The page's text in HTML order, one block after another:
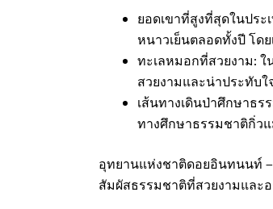
ยอดเขาที่สูงที่สุดในปร
หนาวเย็นตลอดทั้งปี โด
ทะเลหมอกที่สวยงาม:
สวยงามและน่าประทับใ
เส้นทางเดินป่าศึกษาธ
ทางศึกษาธรรมชาติกิ่ว
อุทยานแห่งชาติดอยอินทนนท์ –
สัมผัสธรรมชาติที่สวยงามและ